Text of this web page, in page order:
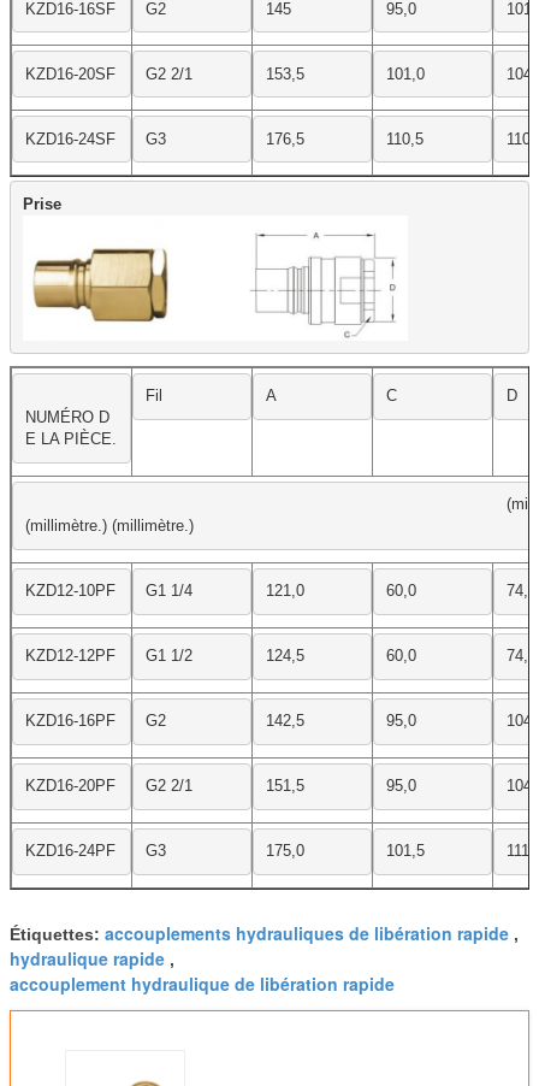
KZD16-16SF G2 145 95,0
KZD16-20SF G2 2/1 153,5 101,0
KZD16-24SF G3 176,5 110,5
Prise
NUMÉRO D
E LA PIÈCE.
Fil A C D
(millimètre.) (millimètre.)
KZD12-10PF G1 1/4 121,0 60,0 74,5
KZD12-12PF G1 1/2 124,5 60,0 74,5
KZD16-16PF G2 142,5 95,0
KZD16-20PF G2 2/1 151,5 95,0
KZD16-24PF G3 175,0 101,5
Étiquettes: accouplements hydrauliques de libération rapide ,
hydraulique rapide ,
accouplement hydraulique de libération rapide